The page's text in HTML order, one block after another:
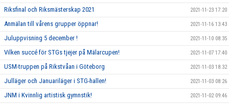
Riksfinal och Riksmästerskap 2021 2021-11-23 17:20
Anmälan till vårens grupper öppnar! 2021-11-16 13:43
Juluppvisning 5 december ! 2021-11-10 08:35
Vilken succé för STGs tjejer på Mälarcupen! 2021-11-07 17:40
USM-truppen på Rikstvåan i Göteborg 2021-11-03 18:32
Julläger och Januariläger i STG-hallen! 2021-11-03 08:26
JNM i Kvinnlig artistisk gymnstik! 2021-11-02 09:46